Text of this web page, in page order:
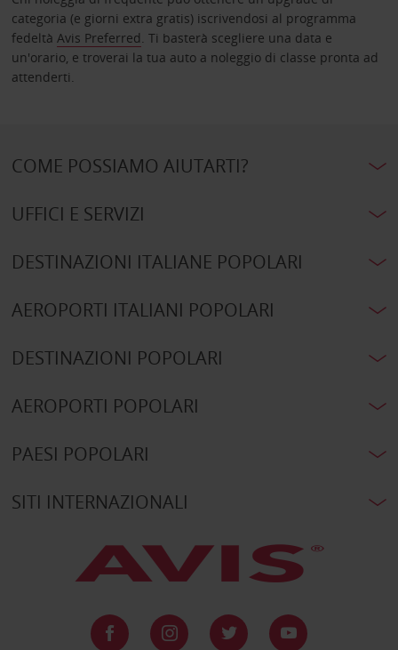
categoria (e giorni extra gratis) iscrivendosi al programma
fedeltà Avis Preferred. Ti basterà scegliere una data e
un'orario, e troverai la tua auto a noleggio di classe pronta ad
attenderti.
COME POSSIAMO AIUTARTI?
UFFICI E SERVIZI
DESTINAZIONI ITALIANE POPOLARI
AEROPORTI ITALIANI POPOLARI
DESTINAZIONI POPOLARI
AEROPORTI POPOLARI
PAESI POPOLARI
SITI INTERNAZIONALI